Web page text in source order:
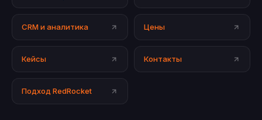
CRM и аналитика Цены
Кейсы Контакты
Подход RedRocket